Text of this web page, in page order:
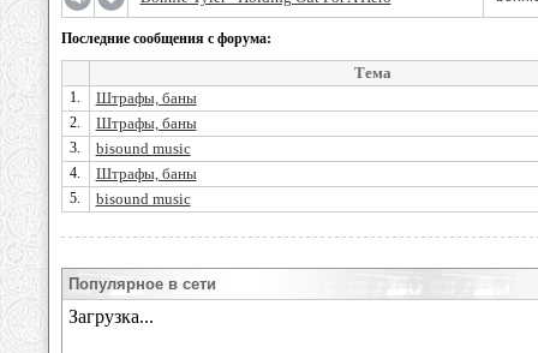
Последние сообщения с форума:
Тема
1. Штрафы, баны
2. Штрафы, баны
3. bisound music
4. Штрафы, баны
5. bisound music
Популярное в сети